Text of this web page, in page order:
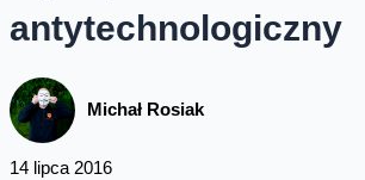
antytechnologiczny
Michał Rosiak
14 lipca 2016